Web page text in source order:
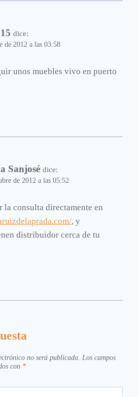
dice:
de 2012 a las 03:58
unos muebles vivo en puerto
Sanjosé dice:
de 2012 a las 05:52
la consulta directamente en
, y
distribuidor cerca de tu
no será publicada. Los campos
con *